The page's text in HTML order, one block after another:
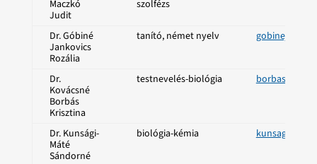
Maczkó
Judit
szolfézs
Dr. Góbiné
Jankovics
Rozália
tanító, német nyelv
Dr.
Kovácsné
Borbás
Krisztina
testnevelés-biológia
Dr. Kunsági-
Máté
Sándorné
biológia-kémia